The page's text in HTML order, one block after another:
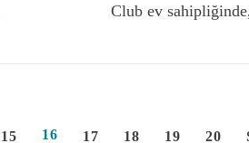
Club ev
15 16 17 18 19 20